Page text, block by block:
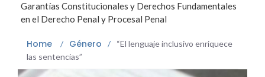
Garantías Constitucionales y Derechos Fundamentales
en el Derecho Penal y Procesal Penal
Home / Género /
“El lenguaje inclusivo enriquece
las sentencias”